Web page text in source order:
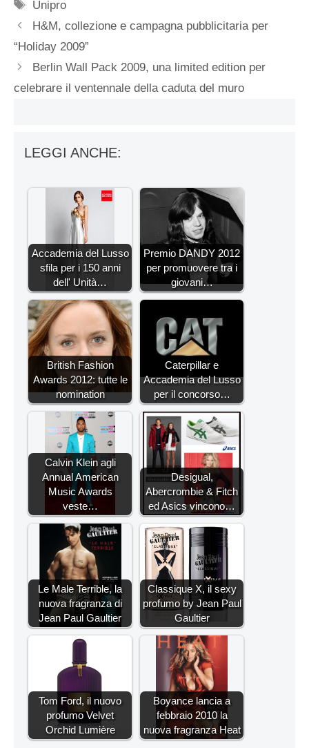
Tag
Unipro
H&M, collezione e campagna pubblicitaria per
“Holiday 2009”
Berlin Wall Pack 2009, una limited edition per
celebrare il ventennale della caduta del muro
LEGGI ANCHE:
Accademia del Lusso
sfila per i 150 anni
dell' Unità…
Premio DANDY 2012
per promuovere tra i
giovani…
British Fashion
Awards 2012: tutte le
nomination
Caterpillar e
Accademia del Lusso
per il concorso…
Calvin Klein agli
Annual American
Music Awards
veste…
Desigual,
Abercrombie & Fitch
ed Asics vincono…
Le Male Terrible, la
nuova fragranza di
Jean Paul Gaultier
Classique X, il sexy
profumo by Jean Paul
Gaultier
Tom Ford, il nuovo
profumo Velvet
Orchid Lumière
Boyance lancia a
febbraio 2010 la
nuova fragranza Heat